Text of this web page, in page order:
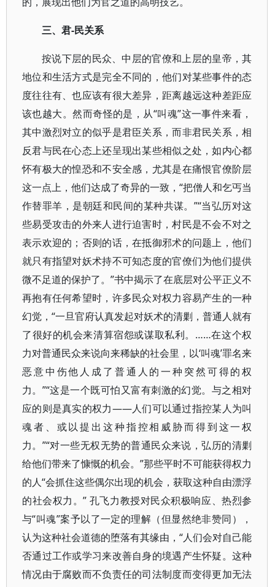
三、君-民关系
按说下层的民众、中层的官僚和上层的皇帝，其
地位和生活方式是完全不同的，他们对某些事件的态
度往往有、也应该有很大差异，距离越远这种差距应
该也越大。然而奇怪的是，从“叫魂”这一事件来看，
其中激烈对立的似乎是君臣关系，而非君民关系，相
反君与民在心态上还呈现出某些相似之处，如内心都
怀有极大的惶恐和不安全感，尤其是在痛恨官僚阶层
这一点上，他们达成了奇异的一致，“把僧人和乞丐当
作替罪羊，是朝廷和民间的某种共谋。”“当弘历对这
些易受攻击的外来人进行迫害时，村民是不会不对之
表示欢迎的；否则的话，在抵御邪术的问题上，他们
就只有指望对妖术持不可知态度的官僚们为他们提供
微不足道的保护了。”书中揭示了在底层对公平正义不
再抱有任何希望时，许多民众对权力容易产生的一种
幻觉，“一旦官府认真发起对妖术的清剿，普通人就有
了很好的机会来清算宿怨或谋取私利。……在这个权
力对普通民众来说向来稀缺的社会里，以‘叫魂’罪名来
恶意中伤他人成了普通人的一种突然可得的权
力。”“这是一个既可怕又富有刺激的幻觉。与之相对
应的则是真实的权力——人们可以通过指控某人为叫
魂者、或以提出这种指控相威胁而得到这一权
力。”“对一些无权无势的普通民众来说，弘历的清剿
给他们带来了慷慨的机会。”那些平时不可能获得权力
的人“会抓住这些偶尔出现的机会，获取这种自由漂浮
的社会权力。” 孔飞力教授对民众积极响应、热烈参
与“叫魂”案予以了一定的理解（但显然绝非赞同），
认为这种社会道德的堕落有其缘由，“人们会对自己能
否通过工作或学习来改善自身的境遇产生怀疑。这种
情况由于腐败而不负责任的司法制度而变得更加无法